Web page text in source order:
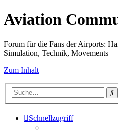
Aviation
Forum für die Fans der Airports:
Simulation, Technik, Movements
Zum Inhalt
Schnellzugriff